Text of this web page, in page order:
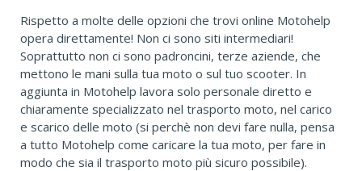
Rispetto a molte delle opzioni che trovi online Motohelp
opera direttamente! Non ci sono siti intermediari!
Soprattutto non ci sono padroncini, terze aziende, che
mettono le mani sulla tua moto o sul tuo scooter. In
aggiunta in Motohelp lavora solo personale diretto e
chiaramente specializzato nel trasporto moto, nel carico
e scarico delle moto (si perchè non devi fare nulla, pensa
a tutto Motohelp come caricare la tua moto, per fare in
modo che sia il trasporto moto più sicuro possibile).